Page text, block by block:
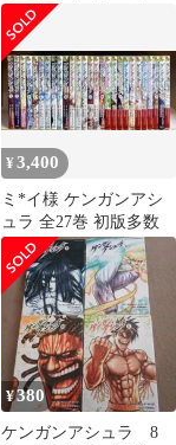
B00601_comic
¥3,400
ミ*イ様 ケンガンアシ
ュラ 全27巻 初版多数
¥380
ケンガンアシュラ 8